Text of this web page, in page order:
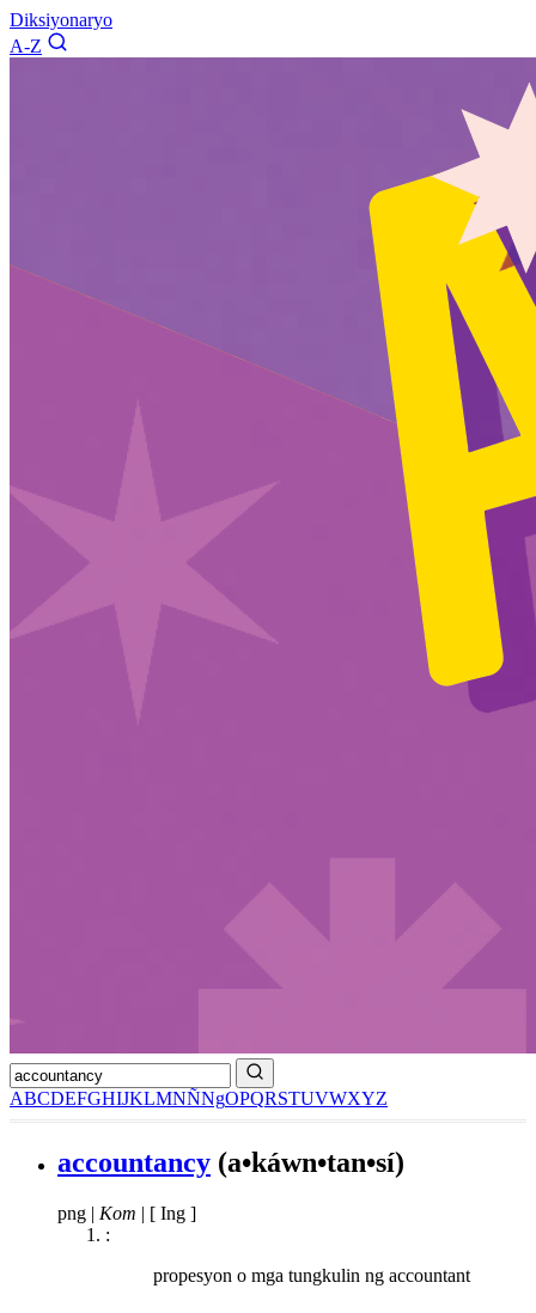
Diksiyonaryo
A-Z
ABCDEFGHIJKLMNÑNgOPQRSTUVWXYZ
accountancy (a•káwn•tan•sí)
png | Kom | [ Ing ]
:
propesyon o mga tungkulin ng accountant